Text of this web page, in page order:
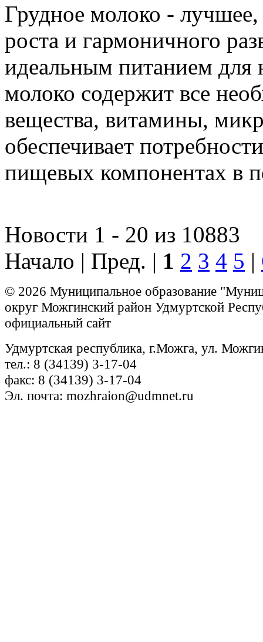
Грудное молоко -
роста и гармоничного
идеальным питанием для
молоко содержит все
вещества, витамины,
обеспечивает
пищевых компонентах в
Новости 1 - 20 из 10883
Начало | Пред. | 1 2 3 4 5 |
© 2026 Муниципальное образование
округ Можгинский район Удмуртской
официальный сайт
Удмуртская республика, г.Можга, ул.
тел.: 8 (34139) 3-17-04
факс: 8 (34139) 3-17-04
Эл. почта: mozhraion@udmnet.ru